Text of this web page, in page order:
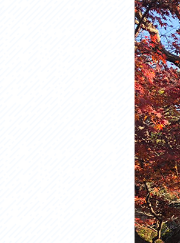
しむ。日本を代表する「ナショナ
おすすめスタートポイント
おすすめスポット
おすすめグルメ
サイクリストにやさしい宿
広域レンタサイクル
自転車修理施設
サイクルサポートステーシ
休憩所・トイレ
サポートライダー
りんりんスクエア土浦
つくば霞ヶ浦りんりんロー
オリジナルグッズ